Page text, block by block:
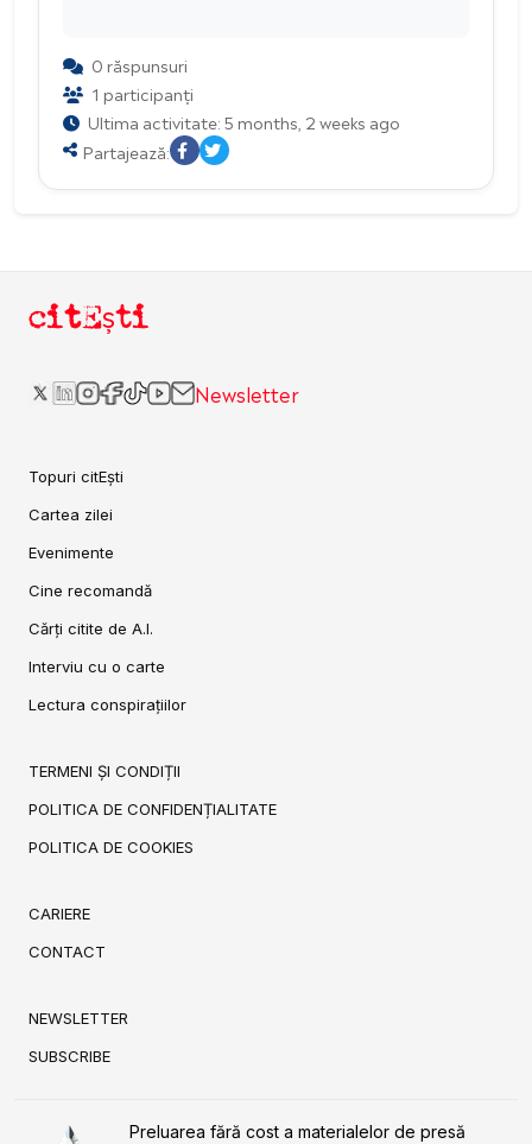
0 răspunsuri
1 participanți
Ultima activitate: 5 months, 2 weeks ago
Partajează:
citEști
Newsletter
Topuri citEști
Cartea zilei
Evenimente
Cine recomandă
Cărți citite de A.I.
Interviu cu o carte
Lectura conspirațiilor
TERMENI ȘI CONDIȚII
POLITICA DE CONFIDENȚIALITATE
POLITICA DE COOKIES
CARIERE
CONTACT
NEWSLETTER
SUBSCRIBE
Preluarea fără cost a materialelor de presă